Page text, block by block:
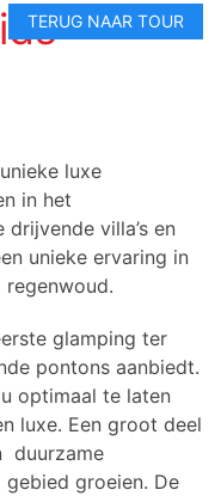
luxe
in het
drijvende villa’s en
unieke ervaring in
glamping ter
pontons aanbiedt.
optimaal te laten
luxe. Een groot deel
duurzame
groeien. De